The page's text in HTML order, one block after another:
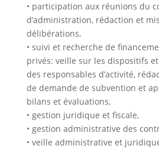
• participation aux réunions du
d’administration, rédaction et
délibérations,
• suivi et recherche de
privés: veille sur les dispositifs
des responsables d’activité,
de demande de subvention et
bilans et évaluations,
• gestion juridique et fiscale,
• gestion administrative des
• veille administrative et